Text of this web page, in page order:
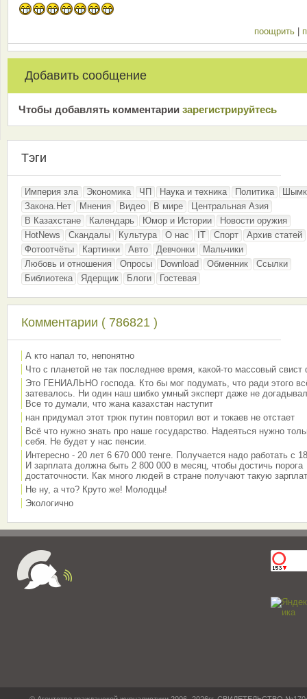
поощрить
Добавить сообщение
Чтобы добавлять комментарии зарeгиcтрирyйтeсь
Тэги
Империя зла Экономика ЧП Наука и техника Политика
Закона.Нет
Мнения Видео В мире
Центральная Азия
В Казахстане
Календарь Юмор и Истории
Новости оружия
HotNews
Скандалы Культура О нас IT Спорт
Архив статей
Фотоотчёты
Картинки Авто Девчонки
Мальчики
Любовь и отношения
Опросы Download Обменник
Ссылки
Библиотека
Ядерщик Блоги Гостевая
Комментарии ( 786821 )
А кто напал то, непонятно
Что с планетой не так последнее время, какой-то массовый свист
Это ГЕНИАЛЬНО господа. Кто бы мог подумать, что ради этого
затевалось. Ни один наш шибко умный эксперт даже не
Все то думали, что жана казахстан наступит
нан придумал этот трюк путин повторил вот и токаев не отстает
Всё что нужно знать про наше государство. Надеяться нужно
себя. Не будет у нас пенсии.
Интересно - 20 лет 6 670 000 тенге. Получается надо работать с
И зарплата должна быть 2 800 000 в месяц, чтобы достичь порога
достаточности. Как много людей в стране получают такую
Не ну, а что? Круто же! Молодцы!
Экологично